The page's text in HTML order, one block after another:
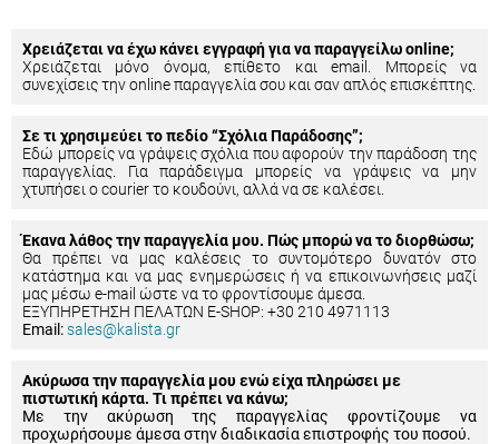
Χρειάζεται να έχω κάνει εγγραφή για να παραγγείλω online;
Χρειάζεται μόνο όνομα, επίθετο και email. Μπορείς να
συνεχίσεις την online παραγγελία σου και σαν απλός επισκέπτης.
Σε τι χρησιμεύει το πεδίο “Σχόλια Παράδοσης”;
Εδώ μπορείς να γράψεις σχόλια που αφορούν την παράδοση της
παραγγελίας. Για παράδειγμα μπορείς να γράψεις να μην
χτυπήσει ο courier το κουδούνι, αλλά να σε καλέσει.
Έκανα λάθος την παραγγελία μου. Πώς μπορώ να το διορθώσω;
Θα πρέπει να μας καλέσεις το συντομότερο δυνατόν στο
κατάστημα και να μας ενημερώσεις ή να επικοινωνήσεις μαζί
μας μέσω e-mail ώστε να το φροντίσουμε άμεσα.
ΕΞΥΠΗΡΕΤΗΣΗ ΠΕΛΑΤΩΝ E-SHOP: +30 210 4971113
Email:sales@kalista.gr
Ακύρωσα την παραγγελία μου ενώ είχα πληρώσει με
πιστωτική κάρτα. Τι πρέπει να κάνω;
Με την ακύρωση της παραγγελίας φροντίζουμε να
προχωρήσουμε άμεσα στην διαδικασία επιστροφής του ποσού.